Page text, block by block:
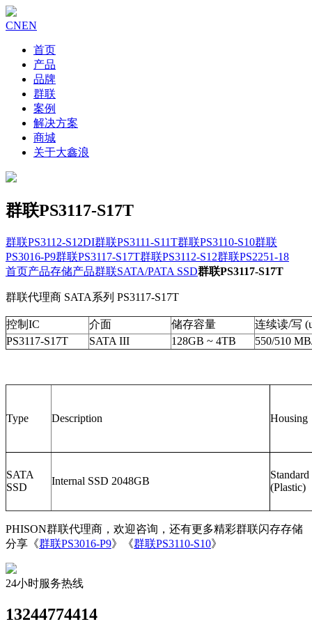
CNEN
首页
产品
品牌
群联
案例
解决方案
商城
关于大鑫浪
群联PS3117-S17T
群联PS3112-S12DI群联PS3111-S11T群联PS3110-S10群联
PS3016-P9群联PS3117-S17T群联PS3112-S12群联PS2251-18
首页产品存储产品群联SATA/PATA SSD群联PS3117-S17T
群联代理商 SATA系列 PS3117-S17T
控制IC 介面 储存容量
连续读/写
PS3117-S17T
SATA III 128GB ~ 4TB 550/510
Type Description Housing
SATA
SSD
Internal SSD 2048GB
Standard
(Plastic)
PHISON群联代理商，欢迎咨询，还有更多精彩群联闪存存储
分享《群联PS3016-P9》《群联PS3110-S10》
24小时服务热线
13244774414